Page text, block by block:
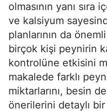
olmasının yanı
ve kalsiyum
planlarının da
birçok kişi peynirin
kontrolüne etkisini
makalede farklı
miktarlarını, besin
önerilerini detaylı